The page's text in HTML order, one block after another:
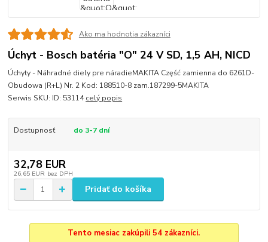
Ako ma hodnotia zákazníci
Úchyt - Bosch batéria "O" 24 V SD, 1,5 AH, NICD
Úchyty - Náhradné diely pre náradieMAKITA Część zamienna do 6261D-
Obudowa (R+L) Nr. 2 Kod: 188510-8 zam.187299-5MAKITA
Serwis SKU: ID: 53114celý popis
Dostupnosť do 3-7 dní
32,78 EUR
26,65 EUR bez DPH
Pridať do košíka
Tento mesiac zakúpili 54 zákazníci.